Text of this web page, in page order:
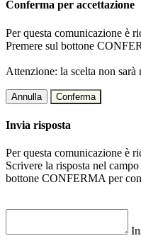
Conferma per accettazione
Per questa comunicazione è
Premere sul bottone
Attenzione: la scelta non sarà
Annulla Conferma
Invia risposta
Per questa comunicazione è
Scrivere la risposta nel
bottone CONFERMA per